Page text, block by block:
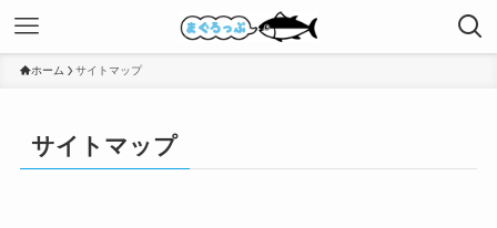
ホーム サイトマップ
サイトマップ